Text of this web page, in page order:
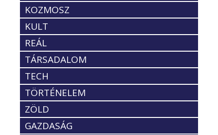
KOZMOSZ
KULT
REÁL
TÁRSADALOM
TECH
TÖRTÉNELEM
ZÖLD
GAZDASÁG